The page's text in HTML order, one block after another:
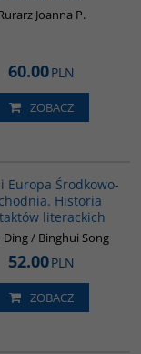
Joanna P.
60.00PLN
ZOBACZ
Europa Środkowo-
Historia
literackich
Ding / Binghui Song
52.00PLN
ZOBACZ